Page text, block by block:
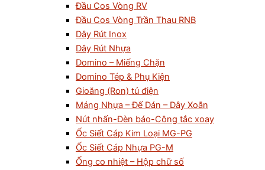
Đầu Cos Vòng RV
Đầu Cos Vòng Trần Thau RNB
Dây Rút Inox
Dây Rút Nhựa
Domino – Miếng Chặn
Domino Tép & Phụ Kiện
Gioăng (Ron) tủ điện
Máng Nhựa – Đế Dán – Dây Xoắn
Nút nhấn-Đèn báo-Công tắc xoay
Ốc Siết Cáp Kim Loại MG-PG
Ốc Siết Cáp Nhựa PG-M
Ống co nhiệt – Hộp chữ số